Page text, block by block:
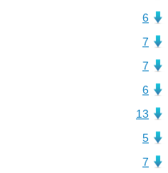
6
7
7
6
13
5
7